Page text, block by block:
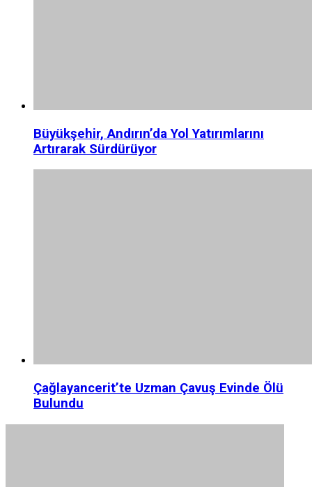
Büyükşehir, Andırın’da Yol Yatırımlarını
Artırarak Sürdürüyor
Çağlayancerit’te Uzman Çavuş Evinde Ölü
Bulundu